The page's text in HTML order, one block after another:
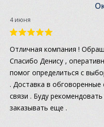
4 июня
Отличная компания !
Спасибо Денису ,
помог определиться с
. Доставка в обговоренные
связи . Буду
заказывать еще .